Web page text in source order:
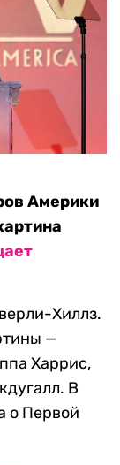
Америки
Хиллз.
—
Харрис,
В
о Первой